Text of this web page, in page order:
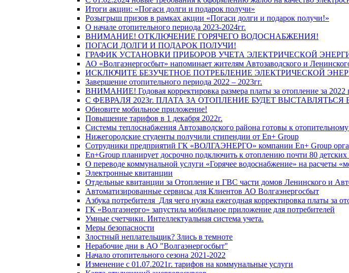
Итоги акции: «Погаси долги и подарок получи»
Розыгрыш призов в рамках акции «Погаси долги и подарок получи!»
О начале отопительного периода 2023-2024гг.
ВНИМАНИЕ! ОТКЛЮЧЕНИЕ ГОРЯЧЕГО ВОДОСНАБЖЕНИЯ!
ПОГАСИ ДОЛГИ И ПОДАРОК ПОЛУЧИ!
ГРАФИК УСТАНОВКИ ПРИБОРОВ УЧЕТА ЭЛЕКТРИЧЕСКОЙ
АО «Волгаэнергосбыт» напоминает жителям Автозаводского и
ИСКЛЮЧИТЕ БЕЗУЧЕТНОЕ ПОТРЕБЛЕНИЕ ЭЛЕКТРИЧЕСКОЙ
Завершение отопительного периода 2022 – 2023гг.
ВНИМАНИЕ! Годовая корректировка размера платы за отопление за 2022
С ФЕВРАЛЯ 2023г. ПЛАТА ЗА ОТОПЛЕНИЕ БУДЕТ
Обновите мобильное приложение!
Повышение тарифов в 1 декабря 2022г.
Системы теплоснабжения Автозаводского района готовы к отопительному
Нижегородские студенты получили стипендии от En+ Group
Сотрудники предприятий ГК «ВОЛГАЭНЕРГО» компании En+ Group
En+Group планирует досрочно подключить к отоплению почти 80
О переводе коммунальной услуги «Горячее водоснабжение» на расчеты
Электронные квитанции
Отдельные квитанции за Отопление и ГВС части домов Ленинского и
Автоматизированные сервисы для Клиентов АО Волгаэнергосбыт
Азбука потребителя_Для чего нужна ежегодная корректировка платы за
ГК «Волгаэнерго» запустила мобильное приложение для потребителей
Умные счетчики. Интеллектуальная система учета.
Меры безопасности
Злостный неплательщик? Злись в темноте
Нерабочие дни в АО "Волгаэнергосбыт"
Начало отопительного сезона 2021-2022
Изменение с 01.07.2021г. тарифов на коммунальные услуги